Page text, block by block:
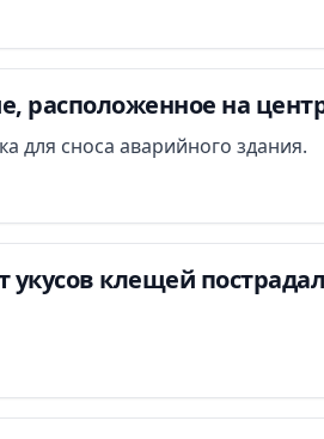
расположенное на
для сноса аварийного здания.
клещей